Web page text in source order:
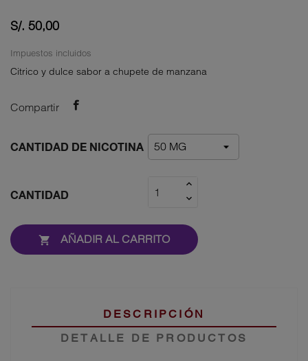
S/. 50,00
Impuestos incluidos
Citrico y dulce sabor a chupete de manzana
Compartir
CANTIDAD DE NICOTINA
CANTIDAD
 AÑADIR AL CARRITO
DESCRIPCIÓN
DETALLE DE PRODUCTOS